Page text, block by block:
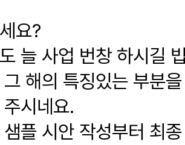
요?
늘 사업 번창 하시길
해의 특징있는 부분
시네요.
플 시안 작성부터 최